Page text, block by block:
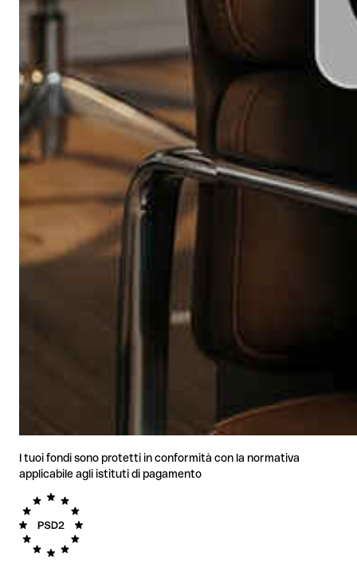
I tuoi fondi sono protetti in conformità con la normativa
applicabile agli istituti di pagamento